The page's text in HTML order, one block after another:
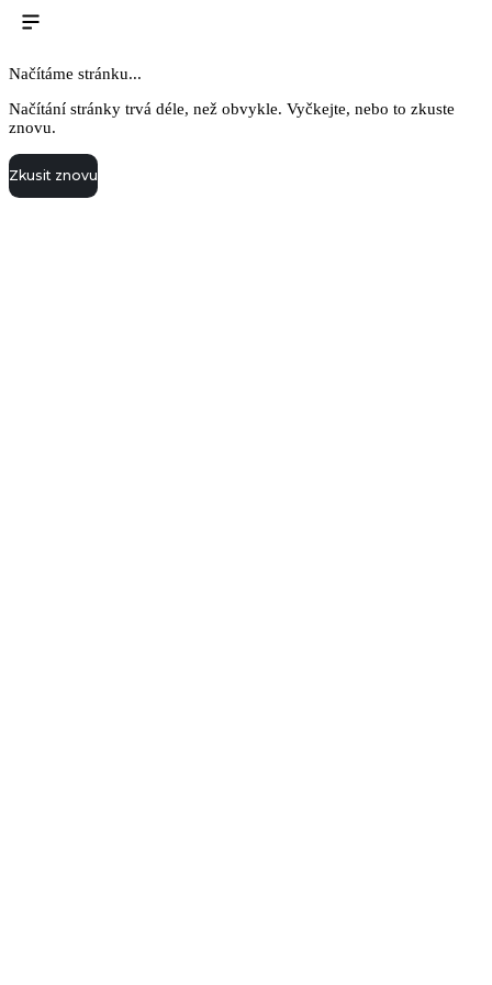
Načítáme stránku...
Načítání stránky trvá déle, než obvykle. Vyčkejte, nebo to zkuste
znovu.
Zkusit znovu